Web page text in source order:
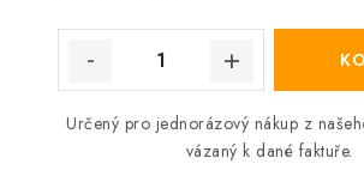
Určený pro jednorázový nákup z
vázaný k dané faktuře.